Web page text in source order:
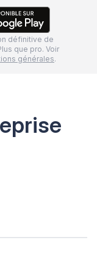
définitive de
que pro. Voir
générales.